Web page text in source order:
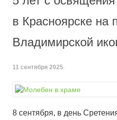
в Красноярске на
Владимирской
11 сентября 2025.
8 сентября, в день